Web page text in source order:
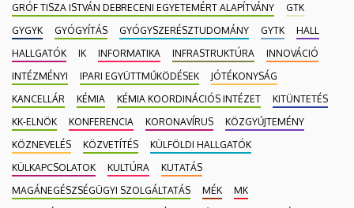
GRÓF TISZA ISTVÁN DEBRECENI EGYETEMÉRT ALAPÍTVÁNY
GTK
GYGYK
GYÓGYÍTÁS GYÓGYSZERÉSZTUDOMÁNY GYTK
HALL
HALLGATÓK
IK INFORMATIKA INFRASTRUKTÚRA
INNOVÁCIÓ
INTÉZMÉNYI
IPARI EGYÜTTMŰKÖDÉSEK
JÓTÉKONYSÁG
KANCELLÁR
KÉMIA KÉMIA KOORDINÁCIÓS INTÉZET
KITÜNTETÉS
KK-ELNÖK
KONFERENCIA KORONAVÍRUS
KÖZGYŰJTEMÉNY
KÖZNEVELÉS
KÖZVETÍTÉS
KÜLFÖLDI HALLGATÓK
KÜLKAPCSOLATOK
KULTÚRA
KUTATÁS
MAGÁNEGÉSZSÉGÜGYI SZOLGÁLTATÁS
MÉK
MK